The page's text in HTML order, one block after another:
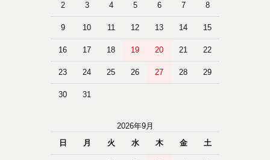
2 3 4 5 6 7 8
9 10 11 12 13 14 15
16 17 18 19 20 21 22
23 24 25 26 27 28 29
30 31
2026年9月
日
月 火 水 木 金 土